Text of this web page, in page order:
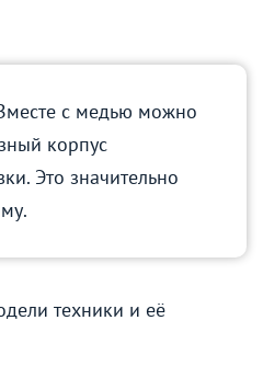
с медью можно
корпус
Это значительно
техники и её